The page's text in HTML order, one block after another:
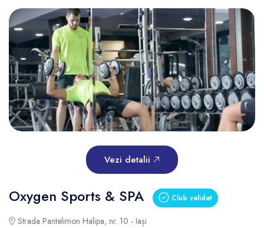
Vezi detalii
Oxygen Sports & SPA Club validat
Strada Pantelimon Halipa, nr. 10 - Iași